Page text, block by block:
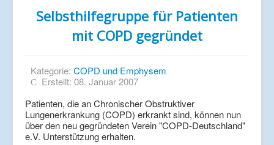
Selbsthilfegruppe für Patienten
mit COPD gegründet
Kategorie: COPD und Emphysem
Erstellt: 08. Januar 2007
Patienten, die an Chronischer Obstruktiver
Lungenerkrankung (COPD) erkrankt sind, können nun
über den neu gegründeten Verein "COPD-Deutschland"
e.V. Unterstützung erhalten.